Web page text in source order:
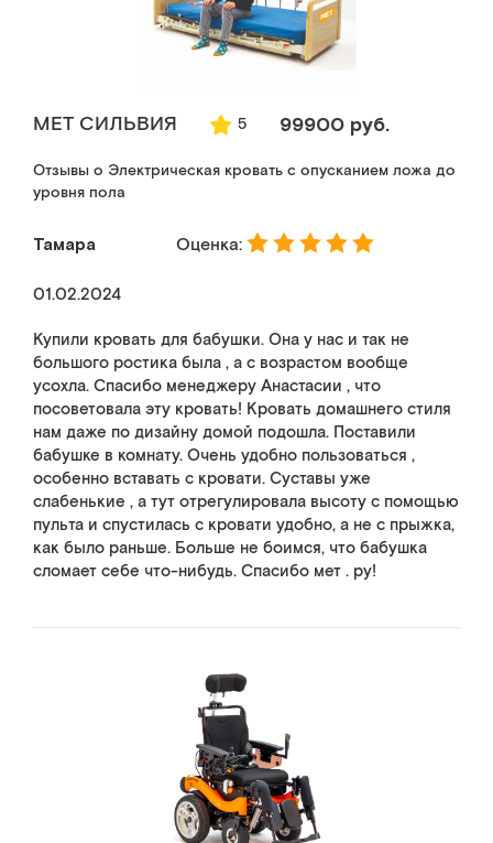
MET СИЛЬВИЯ 5 99900 руб.
Отзывы о Электрическая кровать с опусканием ложа до
уровня пола
Тамара Оценка:
01.02.2024
Купили кровать для бабушки. Она у нас и так не
большого ростика была , а с возрастом вообще
усохла. Спасибо менеджеру Анастасии , что
посоветовала эту кровать! Кровать домашнего стиля
нам даже по дизайну домой подошла. Поставили
бабушке в комнату. Очень удобно пользоваться ,
особенно вставать с кровати. Суставы уже
слабенькие , а тут отрегулировала высоту с помощью
пульта и спустилась с кровати удобно, а не с прыжка,
как было раньше. Больше не боимся, что бабушка
сломает себе что-нибудь. Спасибо мет . ру!